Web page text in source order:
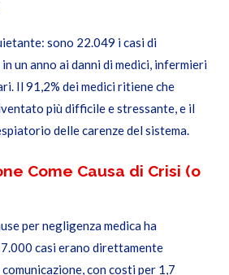
sono 22.049 i casi di
un anno ai danni di medici, infermieri
Il 91,2% dei medici ritiene che
più difficile e stressante, e il
delle carenze del sistema.
Come Causa di Crisi (o
per negligenza medica ha
casi erano direttamente
con costi per 1,7